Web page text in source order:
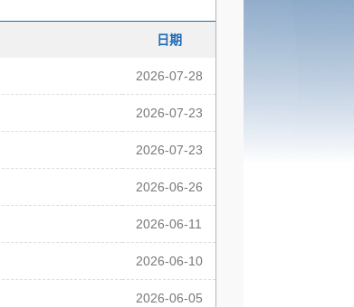
日期
2026-07-28
2026-07-23
2026-07-23
2026-06-26
2026-06-11
2026-06-10
2026-06-05